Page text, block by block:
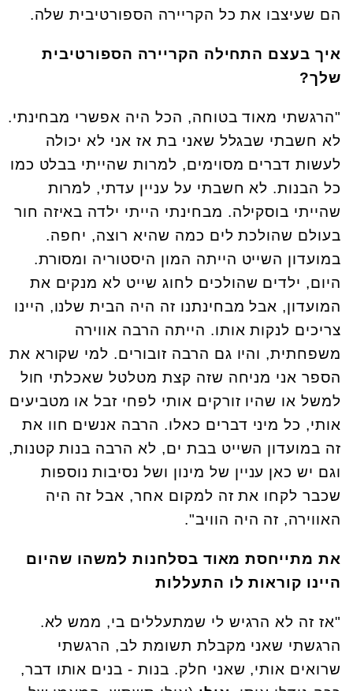
הם שעיצבו את כל הקריירה הספורטיבית שלה.
איך בעצם התחילה הקריירה הספורטיבית
שלך?
"הרגשתי מאוד בטוחה, הכל היה אפשרי מבחינתי.
לא חשבתי שבגלל שאני בת אז אני לא יכולה
לעשות דברים מסוימים, למרות שהייתי בבלט כמו
כל הבנות. לא חשבתי על עניין עדתי, למרות
שהייתי בוסקילה. מבחינתי הייתי ילדה באיזה חור
בעולם שהולכת לים כמה שהיא רוצה, יחפה.
במועדון השייט הייתה המון היסטוריה ומסורת.
היום, ילדים שהולכים לחוג שייט לא מנקים את
המועדון, אבל מבחינתנו זה היה הבית שלנו, היינו
צריכים לנקות אותו. הייתה הרבה אווירה
משפחתית, והיו גם הרבה זובורים. למי שקורא את
הספר אני מניחה שזה קצת מטלטל שאכלתי חול
למשל או שהיו זורקים אותי לפחי זבל או מטביעים
אותי, כל מיני דברים כאלו. הרבה אנשים חוו את
זה במועדון השייט בבת ים, לא הרבה בנות קטנות,
וגם יש כאן עניין של מינון ושל נסיבות נוספות
שכבר לקחו את זה למקום אחר, אבל זה היה
האווירה, זה היה הוויב".
את מתייחסת מאוד בסלחנות למשהו שהיום
היינו קוראות לו התעללות
"אז זה לא הרגיש לי שמתעללים בי, ממש לא.
הרגשתי שאני מקבלת תשומת לב, הרגשתי
שרואים אותי, שאני חלק. בנות - בנים אותו דבר,